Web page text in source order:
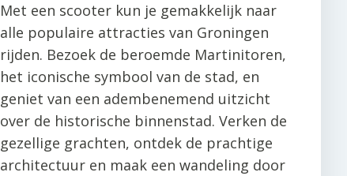
Met een scooter kun je gemakkelijk naar
alle populaire attracties van Groningen
rijden. Bezoek de beroemde Martinitoren,
het iconische symbool van de stad, en
geniet van een adembenemend uitzicht
over de historische binnenstad. Verken de
gezellige grachten, ontdek de prachtige
architectuur en maak een wandeling door